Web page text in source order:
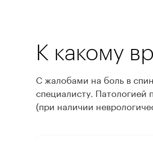
Подробнее
К какому
С жалобами на боль в
специалисту. Патологией
(при наличии